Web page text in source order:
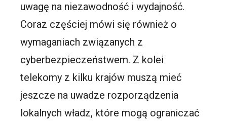
uwagę na niezawodność i wydajność.
Coraz częściej mówi się również o
wymaganiach związanych z
cyberbezpieczeństwem. Z kolei
telekomy z kilku krajów muszą mieć
jeszcze na uwadze rozporządzenia
lokalnych władz, które mogą ograniczać